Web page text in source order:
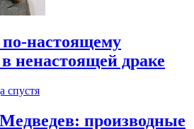
настоящему
ненастоящей драке
спустя
производные